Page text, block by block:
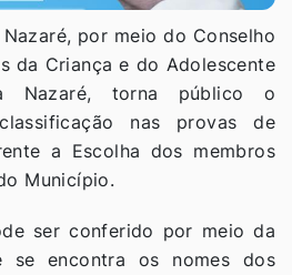
por meio do Conselho
da Criança e do Adolescente
Nazaré, torna público o
nas provas de
a Escolha dos membros
Município.
ser conferido por meio da
se encontra os nomes dos